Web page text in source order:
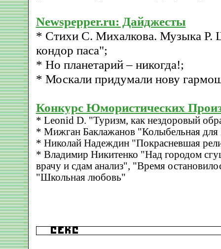
Newspepper.ru: Дайджесты
* Cтихи C. Михалкова. Музыка Р.
кондор паса";
* Но планетарий – никогда!;
* Москали придумали нову
Конкурс Юмористических
* Leonid D. "Туризм, как нездоровый
* Мижган Баклажанов "Колыбельная
* Николай Надеждин "Покрасневшая
* Владимир Никитенко "Над городом
врачу и сдам анализ", "Время
"Школьная любовь"